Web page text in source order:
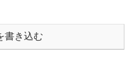
書き込む